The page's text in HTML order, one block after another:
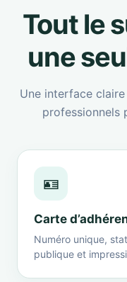
Tout le
une
Une interface
professionnels
🪪
Carte
Numéro unique,
publique et